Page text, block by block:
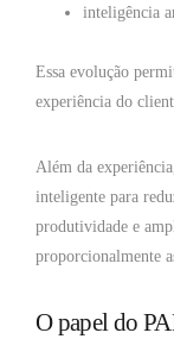
inteligência
Essa evolução
experiência do
Além da
inteligente para
produtividade e
proporcionalmente
O papel do